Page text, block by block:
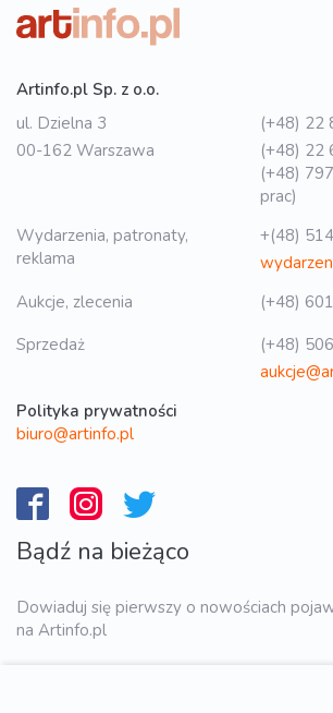
Artinfo.pl Sp. z o.o.
ul. Dzielna 3
00-162 Warszawa
(+48) 22
(+48) 22
(+48)
prac)
Wydarzenia, patronaty,
reklama
+(48)
Aukcje, zlecenia
(+48)
Sprzedaż
(+48)
Polityka prywatności
biuro@artinfo.pl
Bądź na bieżąco
Dowiaduj się pierwszy o nowościach
na Artinfo.pl